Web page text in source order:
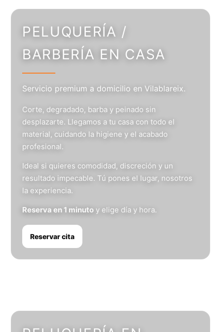
PELUQUERÍA /
BARBERÍA EN CASA
Servicio premium a domicilio en Vilablareix.
Corte, degradado, barba y peinado sin
desplazarte. Llegamos a tu casa con todo el
material, cuidando la higiene y el acabado
profesional.
Ideal si quieres comodidad, discreción y un
resultado impecable. Tú pones el lugar, nosotros
la experiencia.
Reserva en 1 minuto y elige día y hora.
Reservar cita